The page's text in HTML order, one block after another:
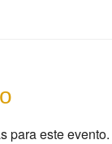
para este evento.